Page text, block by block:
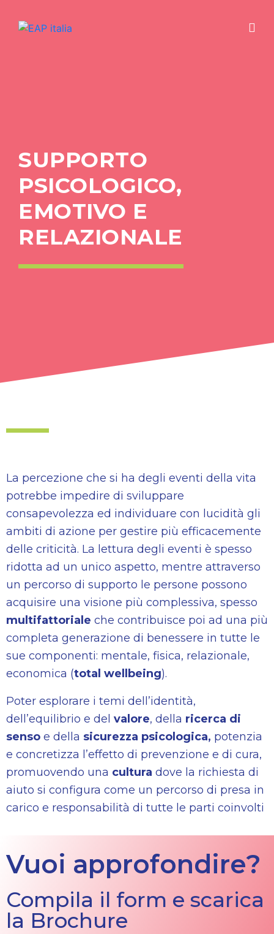
SUPPORTO
PSICOLOGICO,
EMOTIVO E
RELAZIONALE
La percezione che si ha degli eventi della vita
potrebbe impedire di sviluppare
consapevolezza ed individuare con lucidità gli
ambiti di azione per gestire più efficacemente
delle criticità. La lettura degli eventi è spesso
ridotta ad un unico aspetto, mentre attraverso
un percorso di supporto le persone possono
acquisire una visione più complessiva, spesso
multifattoriale che contribuisce poi ad una più
completa generazione di benessere in tutte le
sue componenti: mentale, fisica, relazionale,
economica (total wellbeing).
Poter esplorare i temi dell’identità,
dell’equilibrio e del valore, della ricerca di
senso e della sicurezza psicologica, potenzia
e concretizza l’effetto di prevenzione e di cura,
promuovendo una cultura dove la richiesta di
aiuto si configura come un percorso di presa in
carico e responsabilità di tutte le parti coinvolti
Vuoi approfondire?
Compila il form e scarica
la Brochure